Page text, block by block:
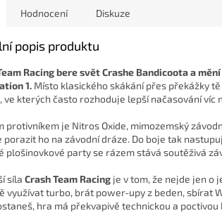
Hodnocení Diskuze
popis produktu
Racing bere svět Crashe Bandicoota a
1. Místo klasického skákání přes překážky
ve kterých často rozhoduje lepší načasování víc
protivníkem je Nitros Oxide, mimozemský
porazit ho na závodní dráze. Do boje tak
plošinovkové party se rázem stává soutěživá
síla Crash Team Racing je v tom, že nejde jen o
využívat turbo, brát power-upy z beden, sbírat
hra má překvapivě technickou a